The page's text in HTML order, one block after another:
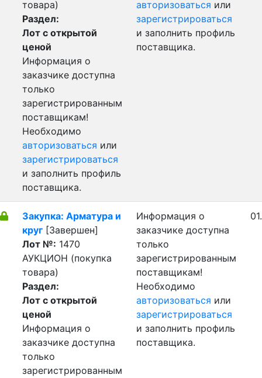
товара)
Раздел:
Лот с открытой
ценой
Информация о
заказчике доступна
только
зарегистрированным
поставщикам!
Необходимо
авторизоваться или
зарегистрироваться
и заполнить профиль
поставщика.
авторизоваться или
зарегистрироваться
и заполнить профиль
поставщика.
Закупка: Арматура и
круг [Завершен]
Лот №: 1470
АУКЦИОН (покупка
товара)
Раздел:
Лот с открытой
ценой
Информация о
заказчике доступна
только
зарегистрированным
Информация о
заказчике доступна
только
зарегистрированным
поставщикам!
Необходимо
авторизоваться или
зарегистрироваться
и заполнить профиль
поставщика.